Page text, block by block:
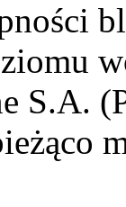
S.A.